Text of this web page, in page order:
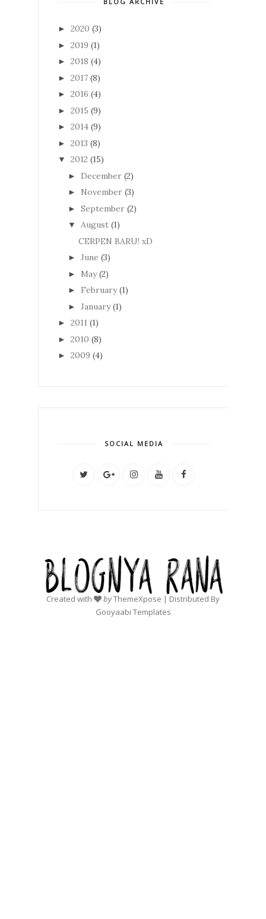
► 2020 (3)
► 2019 (1)
► 2018 (4)
► 2017 (8)
► 2016 (4)
► 2015 (9)
► 2014 (9)
► 2013 (8)
▼ 2012 (15)
► December (2)
► November (3)
► September (2)
▼ August (1)
CERPEN BARU! xD
► June (3)
► May(2)
► February(1)
► January(1)
► 2011 (1)
► 2010 (8)
► 2009 (4)
SOCIAL MEDIA
Created with byThemeXpose | Distributed By
Gooyaabi Templates